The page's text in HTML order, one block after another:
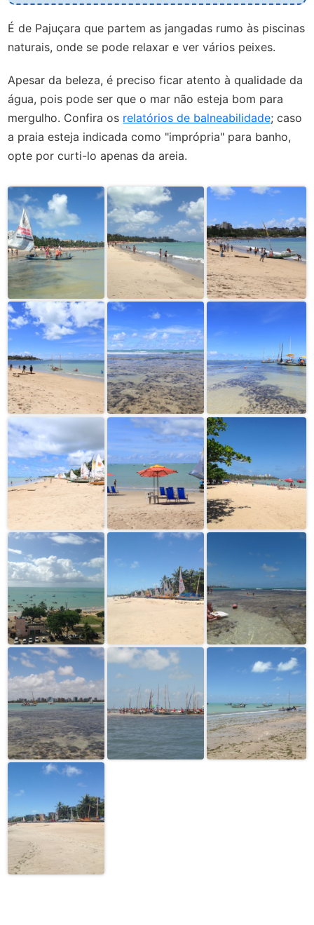
É de Pajuçara que partem as jangadas rumo às piscinas
naturais, onde se pode relaxar e ver vários peixes.
Apesar da beleza, é preciso ficar atento à qualidade da
água, pois pode ser que o mar não esteja bom para
mergulho. Confira os relatórios de balneabilidade; caso
a praia esteja indicada como "imprópria" para banho,
opte por curti-lo apenas da areia.